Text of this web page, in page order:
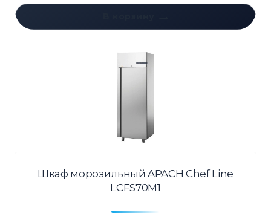
Шкаф морозильный APACH Chef Line
LCFS70M1